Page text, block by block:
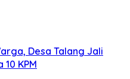
Desa Talang Jali
KPM